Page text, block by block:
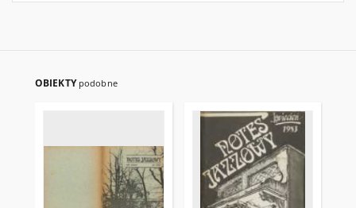
OBIEKTY podobne